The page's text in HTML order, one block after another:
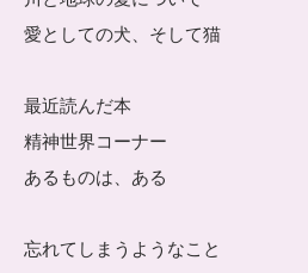
愛としての犬、そして猫
最近読んだ本
精神世界コーナー
あるものは、ある
忘れてしまうようなこと